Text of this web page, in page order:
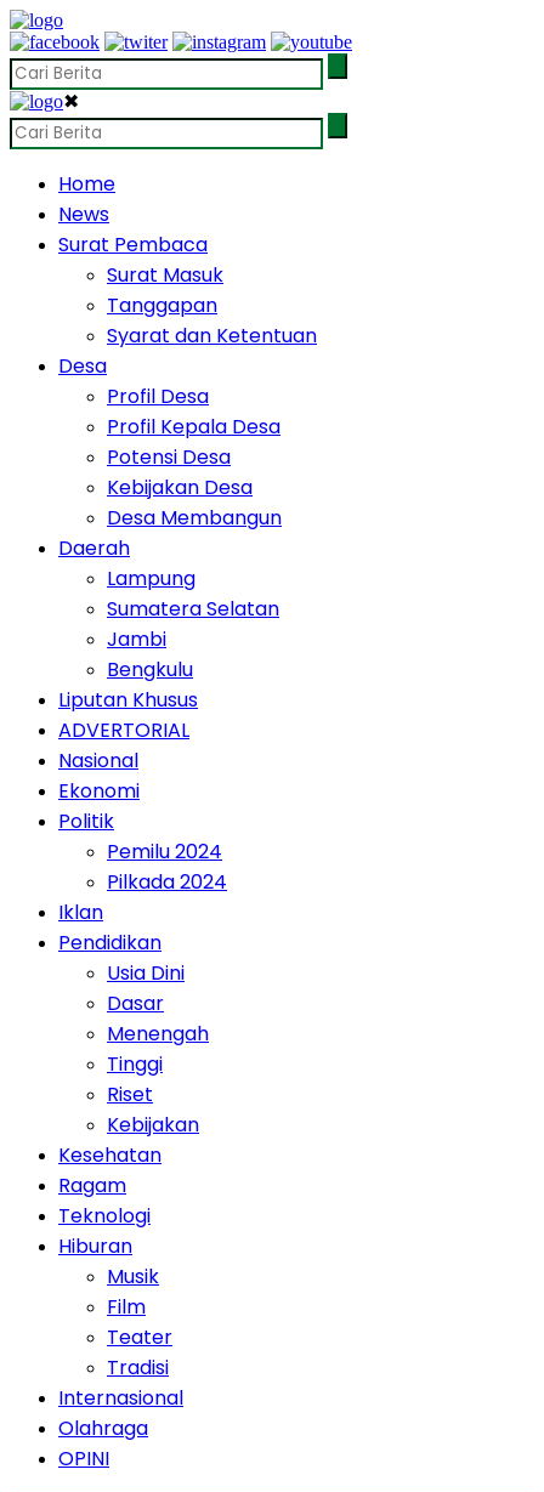
✖
Home
News
Surat Pembaca
Surat Masuk
Tanggapan
Syarat dan Ketentuan
Desa
Profil Desa
Profil Kepala Desa
Potensi Desa
Kebijakan Desa
Desa Membangun
Daerah
Lampung
Sumatera Selatan
Jambi
Bengkulu
Liputan Khusus
ADVERTORIAL
Nasional
Ekonomi
Politik
Pemilu 2024
Pilkada 2024
Iklan
Pendidikan
Usia Dini
Dasar
Menengah
Tinggi
Riset
Kebijakan
Kesehatan
Ragam
Teknologi
Hiburan
Musik
Film
Teater
Tradisi
Internasional
Olahraga
OPINI